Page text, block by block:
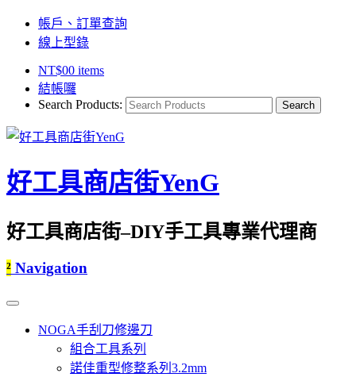
帳戶、訂單查詢
線上型錄
NT$00 items
結帳囉
Search Products:
好工具商店街YenG
好工具商店街–DIY手工具專業代理商
² Navigation
NOGA手刮刀修邊刀
組合工具系列
諾佳重型修整系列3.2mm